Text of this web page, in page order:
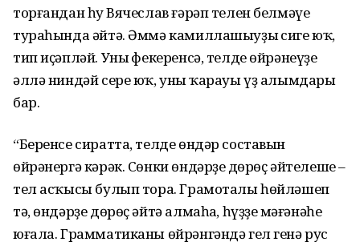
торғандан һуң Вячеслав ғәрәп телен белмәүе
тураһында әйтә. Әммә камиллашыуҙың сиге юҡ,
тип иҫәпләй. Уның фекеренсә, телде өйрәнеүҙең
әллә ниндәй сере юҡ, уның ҡарауы үҙ алымдары
бар.
“Беренсе сиратта, телде өндәр составын
өйрәнергә кәрәк. Сөнки өндәрҙең дөрөҫ әйтелеше –
тел асҡысы булып тора. Грамоталы һөйләшеп
тә, өндәрҙе дөрөҫ әйтә алмаһаң, һүҙҙең мәғәнәһе
юғала. Грамматиканы өйрәнгәндә гел генә рус